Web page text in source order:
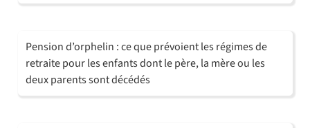
Pension d’orphelin : ce que prévoient les régimes de
retraite pour les enfants dont le père, la mère ou les
deux parents sont décédés